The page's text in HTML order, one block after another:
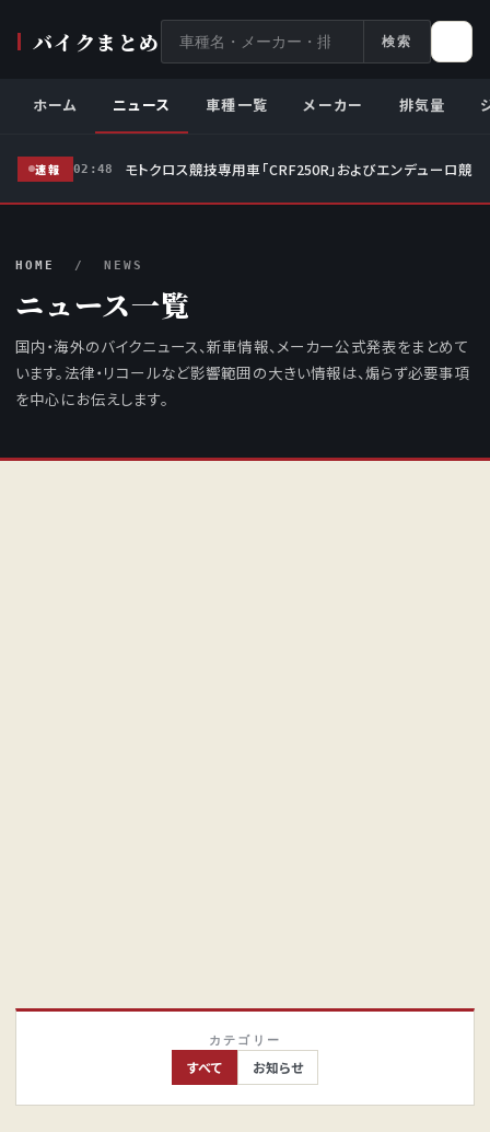
バイクまとめ
イ
内
索
検索
ホーム ニュース 車種一覧 メーカー 排気量
速報 02:48 モトクロス競技専用車「CRF250R」およびエンデューロ競
HOME / NEWS
ニュース一覧
国内・海外のバイクニュース、新車情報、メーカー公式発表をまとめて
います。法律・リコールなど影響範囲の大きい情報は、煽らず必要事項
を中心にお伝えします。
カテゴリー
すべて お知らせ